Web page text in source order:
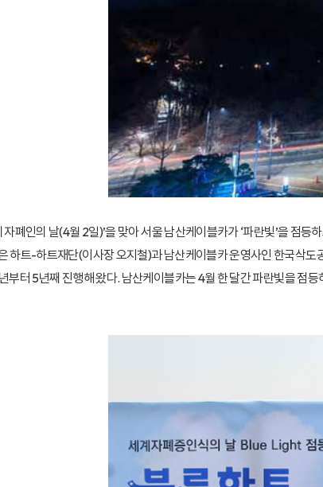
자폐인의 날(4월 2일)’을 맞아 서울 남산케이블카가 ‘파란빛’을 점
하트-하트재단(이사장 오지철)과 남산케이블카 운영사인 한국삭
부터 5년째 진행해 왔다. 남산케이블카는 4월 한 달간 파란빛을 점등